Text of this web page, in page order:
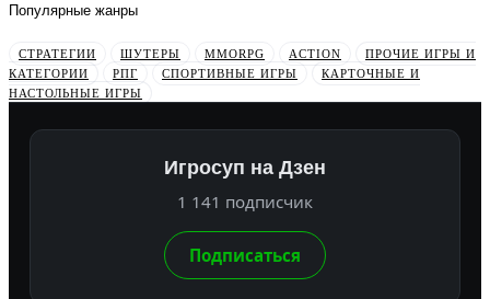
Популярные жанры
СТРАТЕГИИ ШУТЕРЫ MMORPG ACTION
ПРОЧИЕ ИГРЫ И
КАТЕГОРИИ
РПГ СПОРТИВНЫЕ ИГРЫ
КАРТОЧНЫЕ И
НАСТОЛЬНЫЕ ИГРЫ
Игросуп на Дзен
1 141 подписчик
Подписаться